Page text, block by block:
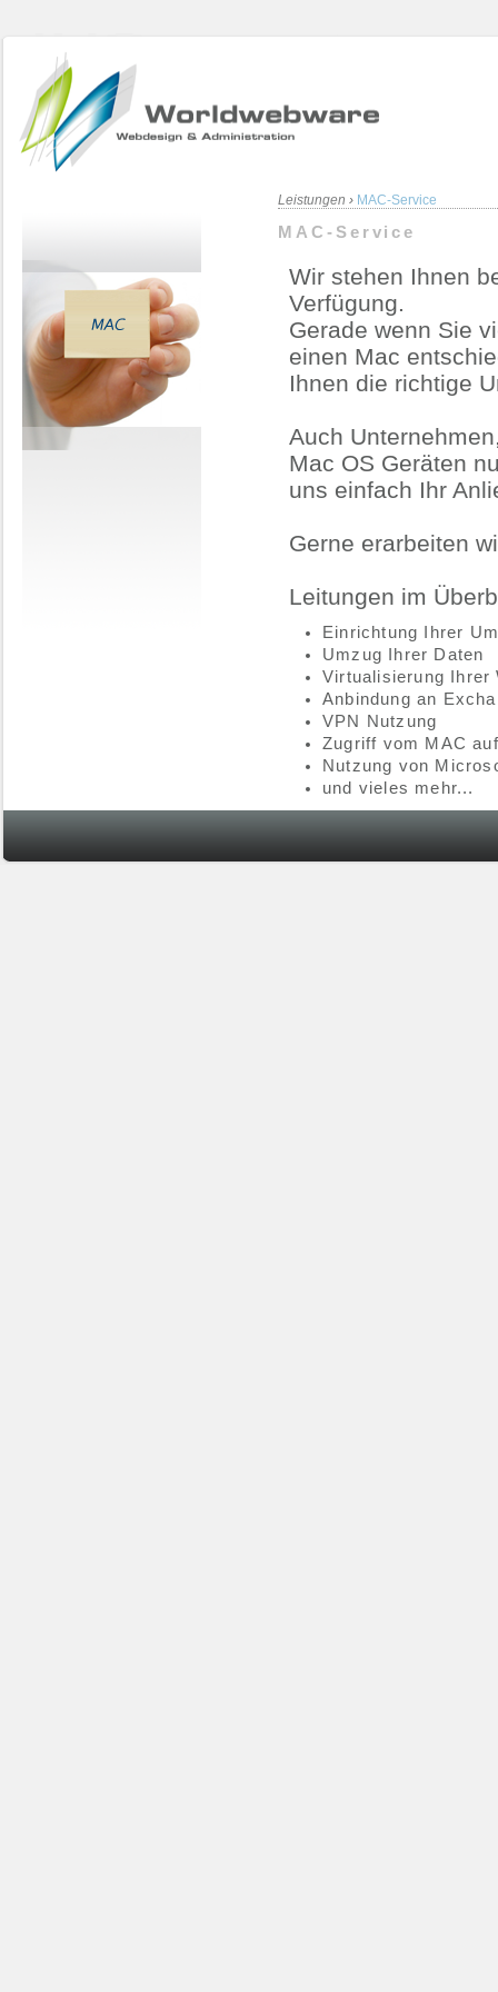
Leistungen › MAC-Service
MAC-Service
Wir stehen Ihnen
Verfügung.
Gerade wenn Sie
einen Mac
Ihnen die richtige
Auch
Mac OS Geräten
uns einfach Ihr
Gerne erarbeiten
Leitungen im
Einrichtung Ihrer
Umzug Ihrer Daten
Virtualisierung Ihrer
Anbindung an
VPN Nutzung
Zugriff vom MAC
Nutzung von
und vieles mehr...